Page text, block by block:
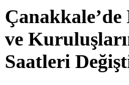
ve
Saatleri